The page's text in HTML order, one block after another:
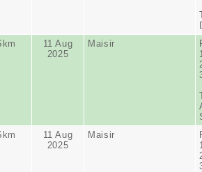
11 Aug
2025
Maisir
11 Aug
2025
Maisir